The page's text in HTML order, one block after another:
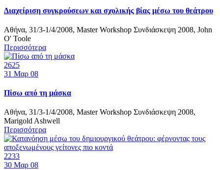
Διαχείριση συγκρούσεων και σχολικής βίας μέσω του θεάτρου
Αθήνα, 31/3-1/4/2008, Master Workshop Συνδιάσκεψη 2008, John
O' Toole
Περισσότερα
2625
31 Μαρ 08
Πίσω από τη μάσκα
Αθήνα, 31/3-1/4/2008, Master Workshop Συνδιάσκεψη 2008,
Marigold Ashwell
Περισσότερα
2233
30 Μαρ 08